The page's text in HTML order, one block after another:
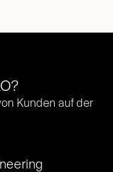
Kunden auf der